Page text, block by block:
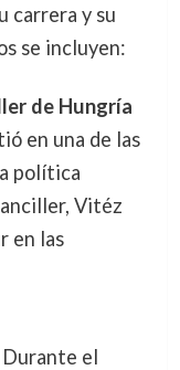
carrera y su
se incluyen:
de Hungría
en una de las
política
Vitéz
en las
el